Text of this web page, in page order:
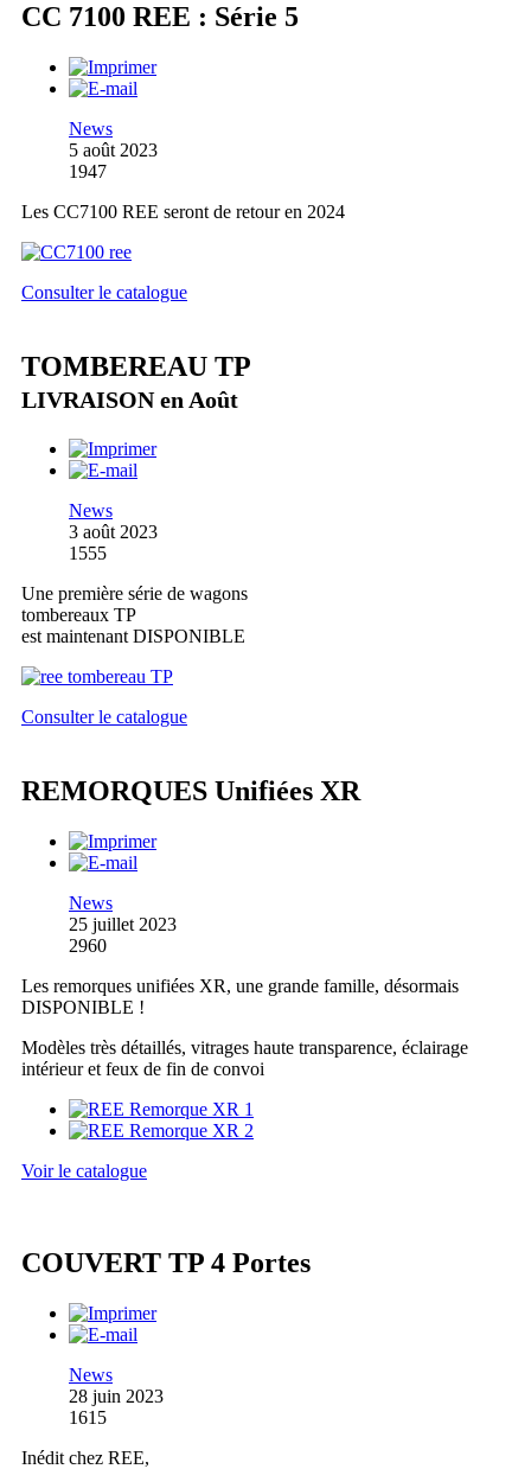
CC 7100 REE : Série 5
News
5 août 2023
1947
Les CC7100 REE seront de retour en 2024
Consulter le catalogue
TOMBEREAU TP
LIVRAISON en Août
News
3 août 2023
1555
Une première série de wagons
tombereaux TP
est maintenant DISPONIBLE
Consulter le catalogue
REMORQUES Unifiées XR
News
25 juillet 2023
2960
Les remorques unifiées XR, une grande famille, désormais
DISPONIBLE !
Modèles très détaillés, vitrages haute transparence, éclairage
intérieur et feux de fin de convoi
Voir le catalogue
COUVERT TP 4 Portes
News
28 juin 2023
1615
Inédit chez REE,